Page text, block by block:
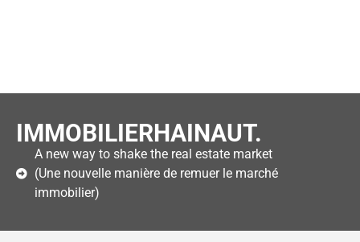
IMMOBILIERHAINAUT.
A new way to shake the real estate market
(Une nouvelle manière de remuer le marché
immobilier)